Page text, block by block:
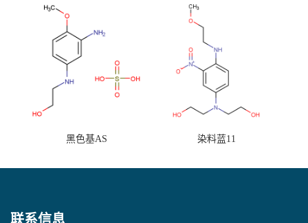
黑色基AS 染料蓝11
联系信息